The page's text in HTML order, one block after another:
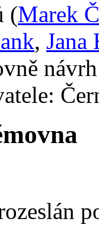
(Marek
, Jana